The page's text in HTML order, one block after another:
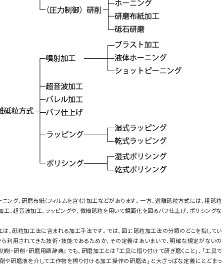
ング、研磨布紙（フィルムを含む）加工などがあります。一方、遊離砥粒方式には、粗砥粒
、超音波加工、ラッピングや、微細砥粒を用いて鏡面化を図るバフ仕上げ、ポリシングな
、砥粒加工法に含まれる加工手法です。では、図1：砥粒加工法の分類のどこを指してい
利用されてきた技術・技能であるためか、その定義はあいまいで、明確な規定がないの
・研削・研磨用語辞典』でも、研磨加工とは「工具に摺り付けて研ぎ磨くこと」、「工具で
剤や研磨液を介して工作物を擦り付ける加工操作の研磨法」と大ざっぱな定義にとどまっ